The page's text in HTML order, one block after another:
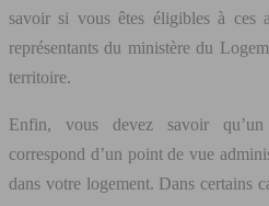
savoir si vous êtes éligibles à ces
représentants du ministère du
territoire.
Enfin, vous devez savoir qu’un
correspond d’un point de vue
dans votre logement. Dans certains